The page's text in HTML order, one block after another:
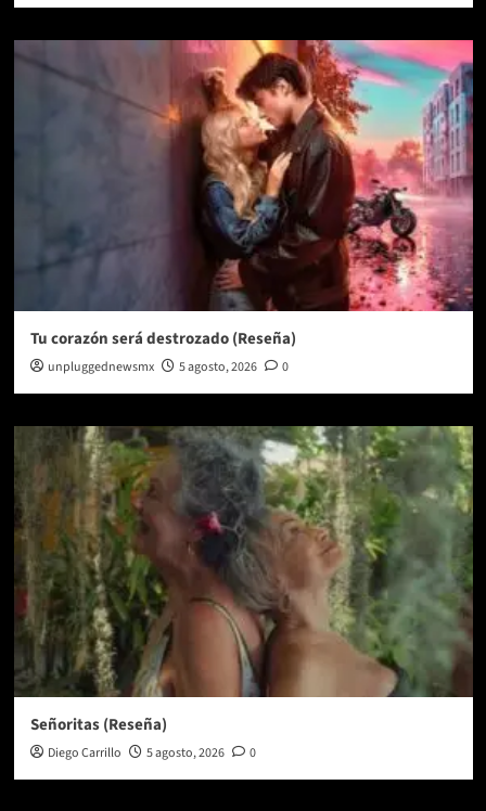
Tu corazón será destrozado (Reseña)
unpluggednewsmx 5 agosto, 2026 0
Señoritas (Reseña)
Diego Carrillo 5 agosto, 2026 0